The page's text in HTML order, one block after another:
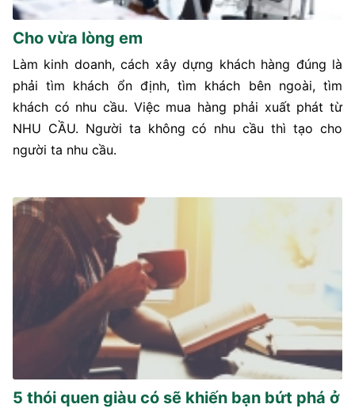
Cho vừa lòng em
Làm kinh doanh, cách xây dựng khách hàng đúng là
phải tìm khách ổn định, tìm khách bên ngoài, tìm
khách có nhu cầu. Việc mua hàng phải xuất phát từ
NHU CẦU. Người ta không có nhu cầu thì tạo cho
người ta nhu cầu.
5 thói quen giàu có sẽ khiến bạn bứt phá ở